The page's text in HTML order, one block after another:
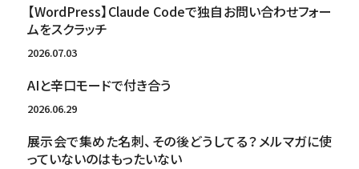
【WordPress】Claude Codeで独自お問い合わせフォー
ムをスクラッチ
2026.07.03
AIと辛口モードで付き合う
2026.06.29
展示会で集めた名刺、その後どうしてる？メルマガに使
っていないのはもったいない